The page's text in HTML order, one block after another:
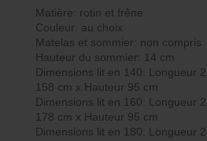
Matière: rotin et frêne
Couleur: au choix
Matelas et sommier: non compris
Hauteur du sommier: 14 cm
Dimensions lit en 140: Longueur
158 cm x Hauteur 95 cm
Dimensions lit en 160: Longueur
178 cm x Hauteur 95 cm
Dimensions lit en 180: Longueur